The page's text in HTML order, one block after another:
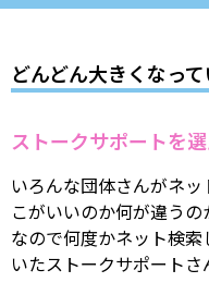
どんどん大きくなっ
ストークサポートを
いろんな団体さんがネ
こがいいのか何が違うの
なので何度かネット検
いたストークサポートさ